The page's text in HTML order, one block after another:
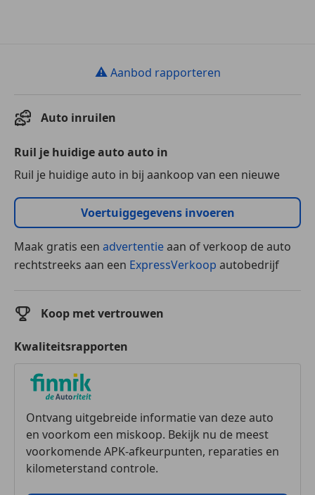
⚠ Aanbod rapporteren
Auto inruilen
Ruil je huidige auto auto in
Ruil je huidige auto in bij aankoop van een nieuwe
Voertuiggegevens invoeren
Maak gratis een advertentieaan of verkoop de auto
rechtstreeks aan een ExpressVerkoop autobedrijf
Koop met vertrouwen
Kwaliteitsrapporten
Ontvang uitgebreide informatie van deze auto
en voorkom een miskoop. Bekijk nu de meest
voorkomende APK-afkeurpunten, reparaties en
kilometerstand controle.